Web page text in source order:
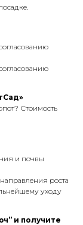
Стоимость
и почвы
роста
уходу
и получите